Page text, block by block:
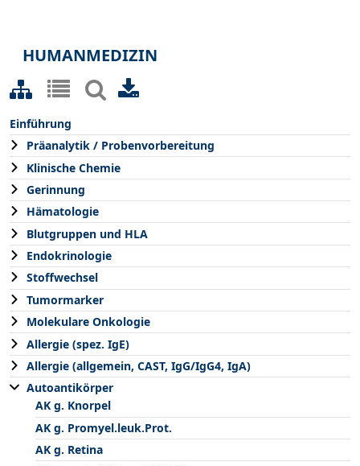
HUMANMEDIZIN
Einführung
Präanalytik / Probenvorbereitung
Klinische Chemie
Gerinnung
Hämatologie
Blutgruppen und HLA
Endokrinologie
Stoffwechsel
Tumormarker
Molekulare Onkologie
Allergie (spez. IgE)
Allergie (allgemein, CAST, IgG/IgG4, IgA)
Autoantikörper
AK g. Knorpel
AK g. Promyel.leuk.Prot.
AK g. Retina